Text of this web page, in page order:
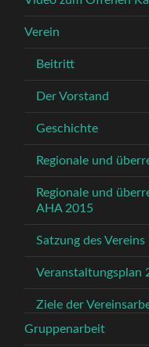
Verein
Beitritt
Der Vorstand
Geschichte
Regionale und
Regionale und
AHA 2015
Satzung des Vereins
Veranstaltungsplan
Ziele der
Gruppenarbeit